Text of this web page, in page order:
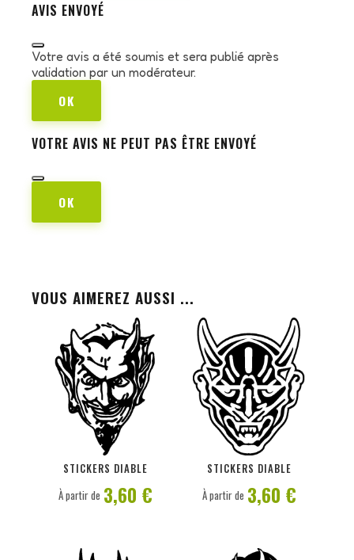
AVIS ENVOYÉ
Votre avis a été soumis et sera publié après
validation par un modérateur.
OK
VOTRE AVIS NE PEUT PAS ÊTRE ENVOYÉ
OK
VOUS AIMEREZ AUSSI ...
STICKERS DIABLE
PERSONNALISER
À partir de 3,60 €
STICKERS DIABLE
PERSONNALISER
À partir de 3,60 €